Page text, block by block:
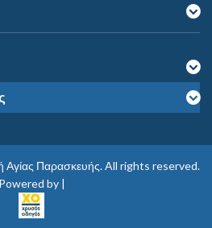
Αγίας Παρασκευής. All rights reserved.
Powered by |